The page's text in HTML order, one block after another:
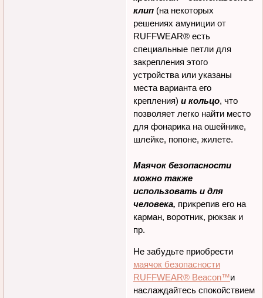
У маячка есть 2 способа
крепления – задненавесной
клип(на некоторых
решениях амуниции от
RUFFWEAR® есть
специальные петли для
закрепления этого
устройства или указаны
места варианта его
крепления)и кольцо, что
позволяет легко найти место
шлейке, попоне, жилете.
Маячок безопасности
можно также
использовать и для
человека,
пр.
Не забудьте приобрести
маячок безопасности